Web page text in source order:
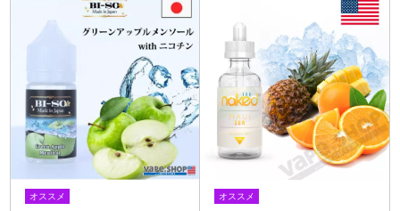
オススメ オススメ